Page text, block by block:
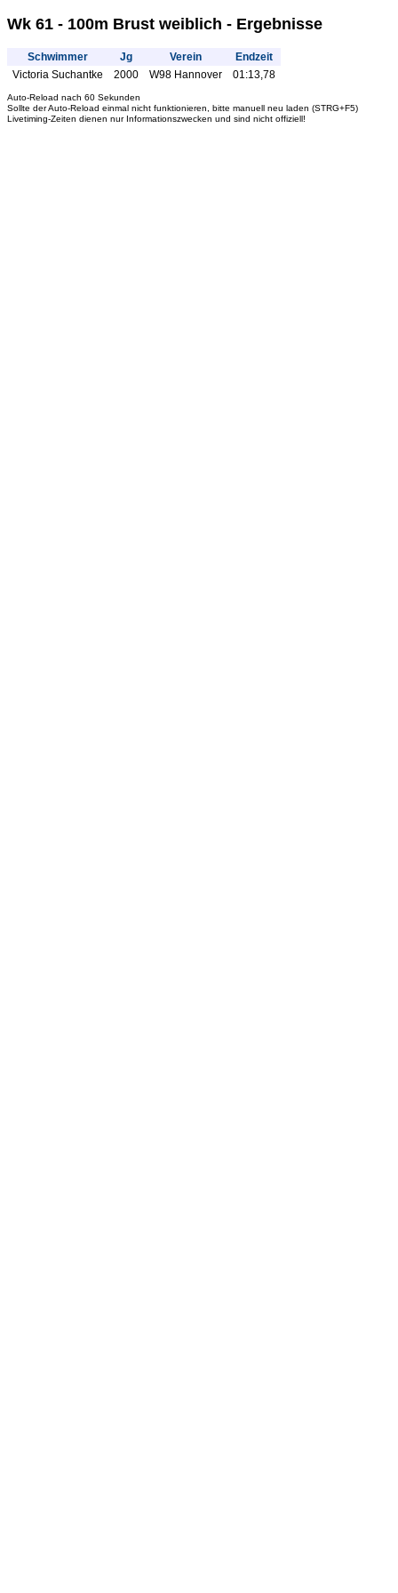
Wk 61 - 100m Brust weiblich - Ergebnisse
Schwimmer Jg Verein
Endzeit
Victoria Suchantke
2000 W98 Hannover 01:13,78
Auto-Reload nach 60 Sekunden
Sollte der Auto-Reload einmal nicht funktionieren, bitte manuell neu laden (STRG+F5)
Livetiming-Zeiten dienen nur Informationszwecken und sind nicht offiziell!